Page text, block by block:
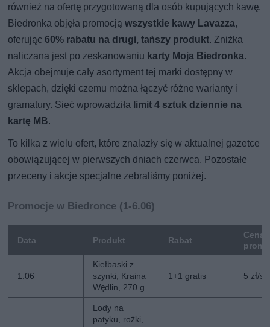
również na ofertę przygotowaną dla osób kupujących kawę.
Biedronka objęła promocjąwszystkie kawy Lavazza,
oferując60% rabatu na drugi, tańszy produkt. Zniżka
naliczana jest po zeskanowaniu karty Moja Biedronka.
Akcja obejmuje cały asortyment tej marki dostępny w
sklepach, dzięki czemu można łączyć różne warianty i
gramatury. Sieć wprowadziła limit 4 sztuk dziennie na
kartę MB.
To kilka z wielu ofert, które znalazły się w aktualnej gazetce
obowiązującej w pierwszych dniach czerwca. Pozostałe
przeceny i akcje specjalne zebraliśmy poniżej.
Promocje w Biedronce (1-6.06)
Data Produkt Rabat
Cena
1.06
Kiełbaski z
szynki, Kraina
Wędlin, 270 g
1+1 gratis 5 zł/
Lody na
patyku, rożki,